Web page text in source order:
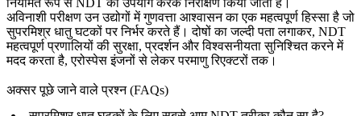
अविनाशी परीक्षण उन उद्योगों में गुणवत्ता आश्वासन का एक महत्वपूर्ण हिस्सा है जो
सुपरमिश्र धातु घटकों पर निर्भर करते हैं। दोषों का जल्दी पता लगाकर, NDT
महत्वपूर्ण प्रणालियों की सुरक्षा, प्रदर्शन और विश्वसनीयता सुनिश्चित करने में
मदद करता है, एरोस्पेस इंजनों से लेकर परमाणु रिएक्टरों तक।
अक्सर पूछे जाने वाले प्रश्न (FAQs)